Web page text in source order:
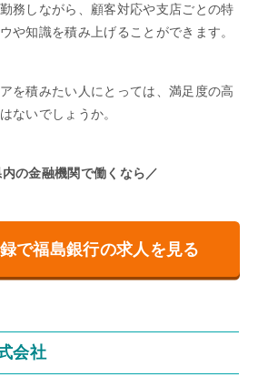
務しながら、顧客対応や支店ごとの特
や知識を積み上げることができます。
を積みたい人にとっては、満足度の高
ないでしょうか。
の金融機関で働くなら／
で福島銀行の求人を見る
会社